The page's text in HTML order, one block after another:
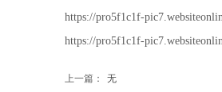
https://pro5f1c1f-
https://pro5f1c1f-
上一篇：
无